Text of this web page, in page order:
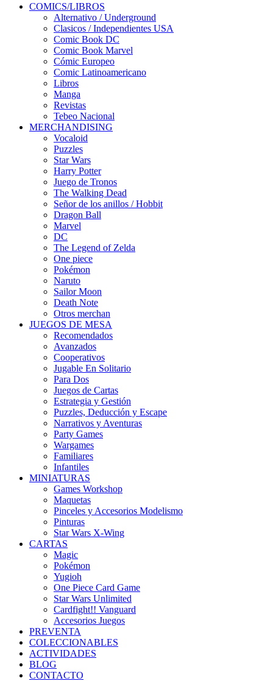
COMICS/LIBROS
Alternativo / Underground
Clasicos / Independientes USA
Comic Book DC
Comic Book Marvel
Cómic Europeo
Comic Latinoamericano
Libros
Manga
Revistas
Tebeo Nacional
MERCHANDISING
Vocaloid
Puzzles
Star Wars
Harry Potter
Juego de Tronos
The Walking Dead
Señor de los anillos / Hobbit
Dragon Ball
Marvel
DC
The Legend of Zelda
One piece
Pokémon
Naruto
Sailor Moon
Death Note
Otros merchan
JUEGOS DE MESA
Recomendados
Avanzados
Cooperativos
Jugable En Solitario
Para Dos
Juegos de Cartas
Estrategia y Gestión
Puzzles, Deducción y Escape
Narrativos y Aventuras
Party Games
Wargames
Familiares
Infantiles
MINIATURAS
Games Workshop
Maquetas
Pinceles y Accesorios Modelismo
Pinturas
Star Wars X-Wing
CARTAS
Magic
Pokémon
Yugioh
One Piece Card Game
Star Wars Unlimited
Cardfight!! Vanguard
Accesorios Juegos
PREVENTA
COLECCIONABLES
ACTIVIDADES
BLOG
CONTACTO